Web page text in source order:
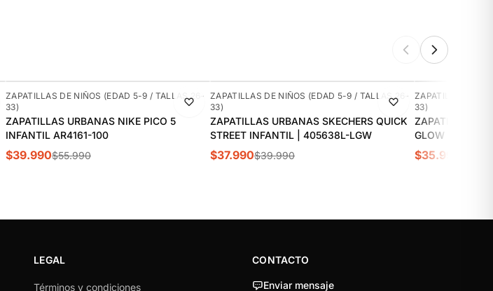
-29%
ZAPATILLAS DE NIÑOS (EDAD 5-9 / TALLAS 26-
33)
ZAPATILLAS URBANAS NIKE PICO 5
INFANTIL AR4161-100
$39.990$55.990
-5%
ZAPATILLAS DE NIÑOS (EDAD 5-9 / TALLAS 26-
33)
ZAPATILLAS URBANAS SKECHERS QUICK
STREET INFANTIL | 405638L-LGW
$37.990$39.990
-10%
ZAPATILLAS DE
33)
ZAPATILLAS
GLOW ULTRA
$35.990
LEGAL
Términos y condiciones
CONTACTO
Enviar mensaje